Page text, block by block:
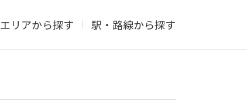
エリアから探す 駅・路線から探す